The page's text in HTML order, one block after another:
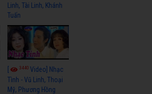
Linh, Tài Linh, Khánh
Tuấn
3440Video] Nhạc
Tình - Vũ Linh, Thoại
Mỹ, Phương Hồng